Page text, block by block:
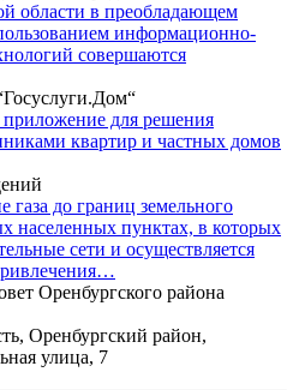
области в преобладающем
информационно-
совершаются
для решения
квартир и частных домов
газа до границ земельного
населенных пунктах, в которых
сети и осуществляется
Оренбургского района
Оренбургский район,
улица, 7